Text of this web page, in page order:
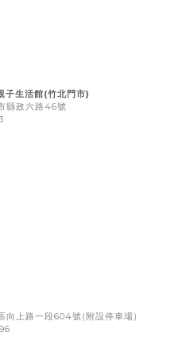
生活館(竹北門市)
縣政六路46號
向上路一段604號(附設停車場)